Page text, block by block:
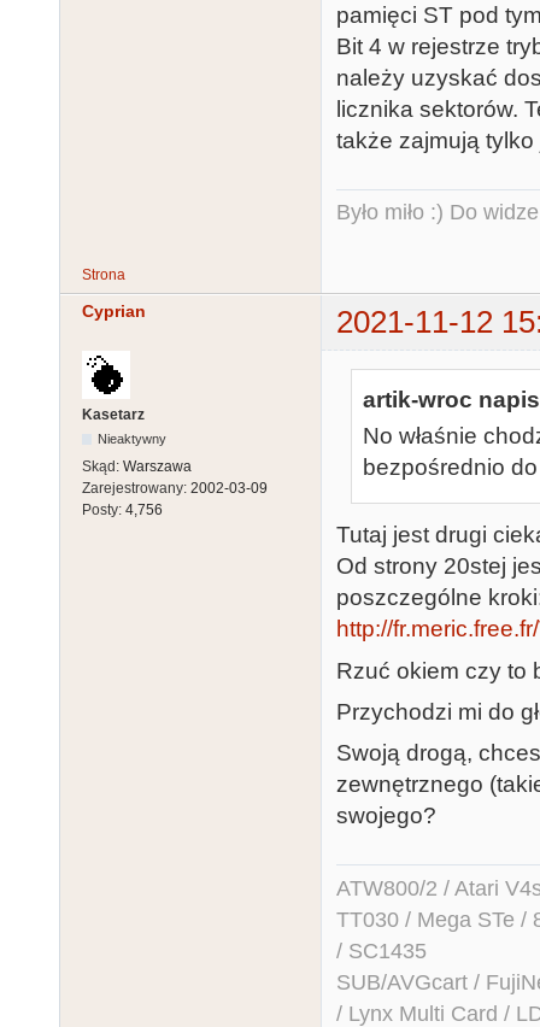
pamięci ST pod
Bit 4 w rejestrze
należy uzyskać
licznika sektorów.
także zajmują
Było miło :) Do
Strona
Cyprian 2021-11-12
Kasetarz
Nieaktywny
Skąd: Warszawa
Zarejestrowany: 2002-03-09
Posty: 4,756
artik-wroc
No właśnie
bezpośrednio
Tutaj jest drugi
Od strony 20stej
poszczególne
http://
Rzuć okiem czy to
Przychodzi mi do
Swoją drogą,
zewnętrznego
swojego?
ATW800/2 / Atari
TT030 / Mega STe /
/ SC1435
SUB/AVGcart /
/ Lynx Multi Card /